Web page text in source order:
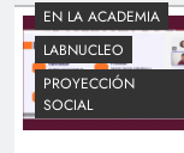
EN LA ACADEMIA
LABNUCLEO
PROYECCIÓN
SOCIAL